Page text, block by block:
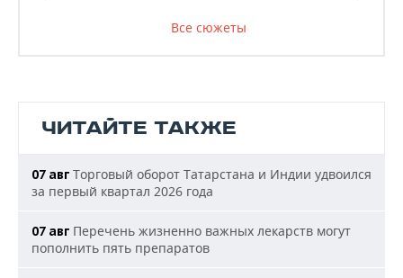
Все сюжеты
ЧИТАЙТЕ ТАКЖЕ
07 авг Торговый оборот Татарстана и Индии удвоился
за первый квартал 2026 года
07 авг Перечень жизненно важных лекарств могут
пополнить пять препаратов